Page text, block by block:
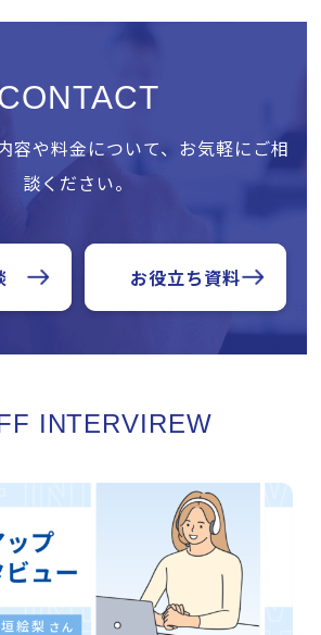
容や料金について、お気軽にご相
談ください。
お役立ち資料
INTERVIREW